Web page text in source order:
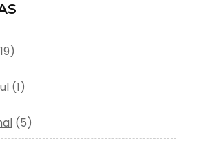
(1)
(5)